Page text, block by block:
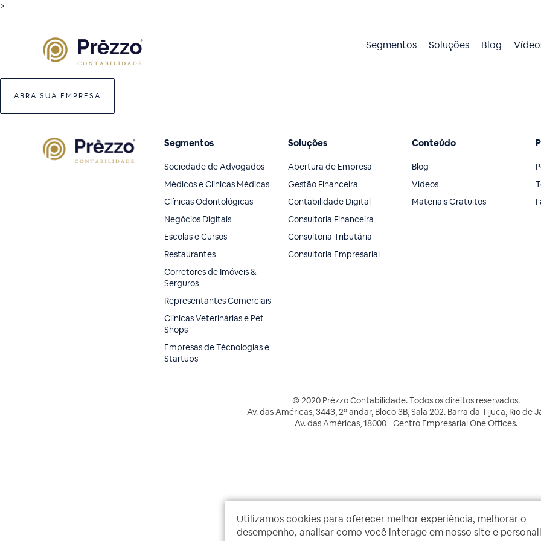
>
Utilizamos cookies para oferecer melhor experiência, melhorar o
desempenho, analisar como você interage em nosso site e
Segmentos Soluções Blog
ABRA SUA EMPRESA
Segmentos
Sociedade de Advogados
Médicos e Clínicas Médicas
Clínicas Odontológicas
Negócios Digitais
Escolas e Cursos
Restaurantes
Corretores de Imóveis &
Serguros
Representantes Comerciais
Clínicas Veterinárias e Pet
Shops
Empresas de Técnologias e
Startups
Soluções
Abertura de Empresa
Gestão Financeira
Contabilidade Digital
Consultoria Financeira
Consultoria Tributária
Consultoria Empresarial
Conteúdo
Blog
Vídeos
Materiais Gratuitos
© 2020 Prèzzo Contabilidade. Todos os direitos reservados.
Av. das Américas, 3443, 2º andar, Bloco 3B, Sala 202. Barra da Tijuca, Rio de
Av. das Américas, 18000 - Centro Empresarial One Offices.